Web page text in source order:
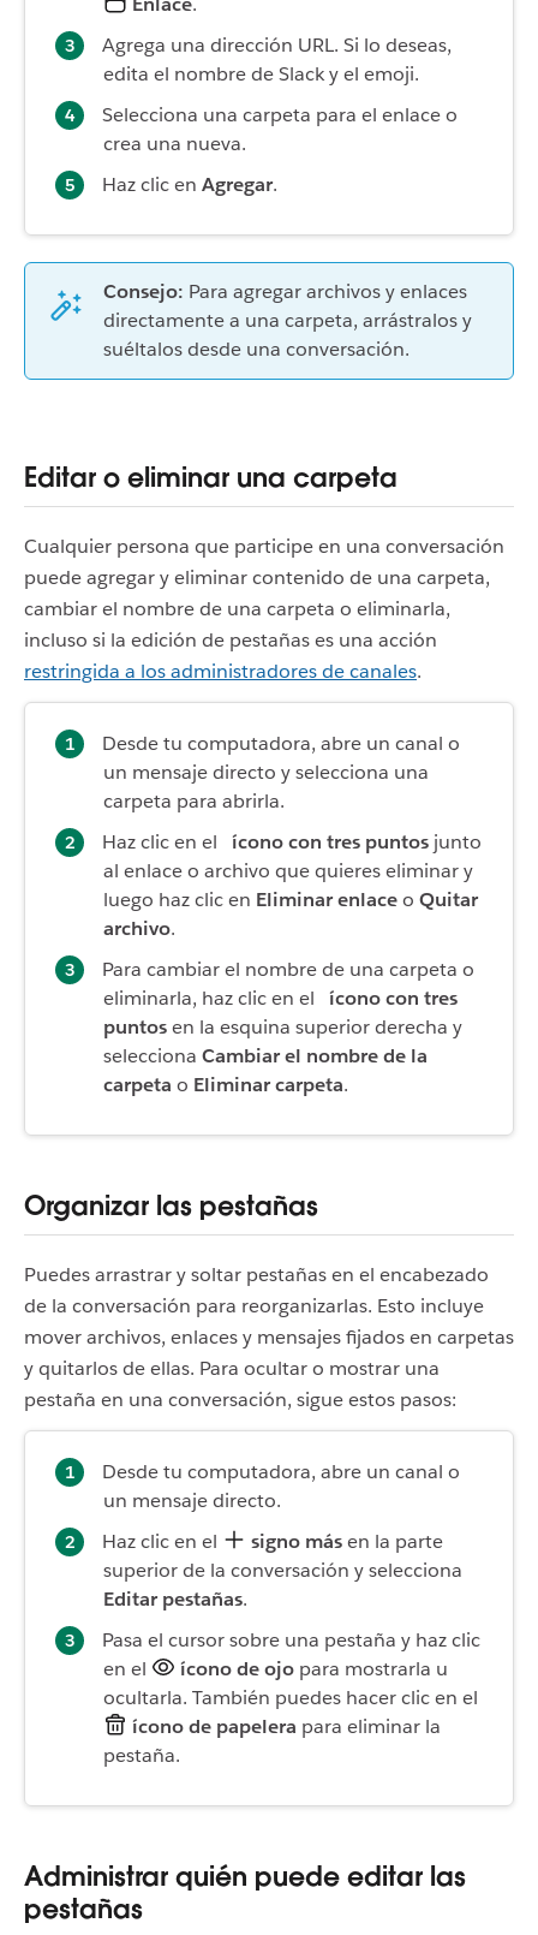
Agrega una dirección URL. Si lo deseas,
edita el nombre de Slack y el emoji.
Selecciona una carpeta para el enlace o
crea una nueva.
Haz clic en Agregar.
Consejo: Para agregar archivos y enlaces
directamente a una carpeta, arrástralos y
suéltalos desde una conversación.
Editar o eliminar una carpeta
Cualquier persona que participe en una conversación
puede agregar y eliminar contenido de una carpeta,
cambiar el nombre de una carpeta o eliminarla,
incluso si la edición de pestañas es una acción
restringida a los administradores de canales.
Desde tu computadora, abre un canal o
un mensaje directo y selecciona una
carpeta para abrirla.
Haz clic en el
ícono con tres puntos junto
al enlace o archivo que quieres eliminar y
luego haz clic en Eliminar enlaceo Quitar
archivo.
Para cambiar el nombre de una carpeta o
eliminarla, haz clic en el
ícono con tres
puntosen la esquina superior derecha y
selecciona Cambiar el nombre de la
carpeta o Eliminar carpeta.
Organizar las pestañas
Puedes arrastrar y soltar pestañas en el encabezado
de la conversación para reorganizarlas. Esto incluye
mover archivos, enlaces y mensajes fijados en carpetas
y quitarlos de ellas. Para ocultar o mostrar una
pestaña en una conversación, sigue estos pasos:
Desde tu computadora, abre un canal o
un mensaje directo.
Haz clic en el
signo másen la parte
superior de la conversación y selecciona
Editar pestañas.
Pasa el cursor sobre una pestaña y haz clic
en el
ícono de ojo para mostrarla u
ocultarla. También puedes hacer clic en el
ícono de papelera para eliminar la
pestaña.
Administrar quién puede editar las
pestañas